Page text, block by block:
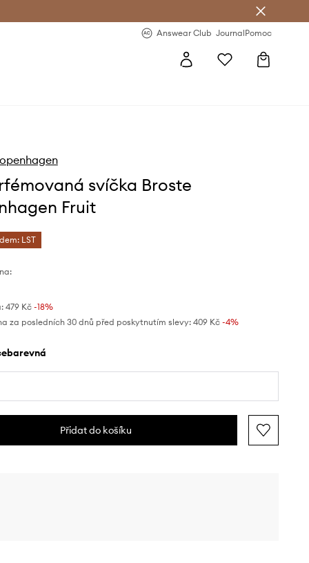
Answear Club JournalPomoc
svíčka Broste
Fruit
LST
479 Kč-18%
za posledních 30 dnů před poskytnutím slevy: 409 Kč -4%
Přidat do košíku